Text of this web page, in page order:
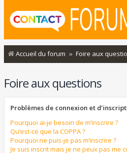
Accueil du forum Foire aux
Foire aux questions
Problèmes de connexion et
Pourquoi ai-je besoin de m’inscrire ?
Qu’est-ce que la COPPA ?
Pourquoi ne puis-je pas m’inscrire ?
Je suis inscrit mais je ne peux pas me